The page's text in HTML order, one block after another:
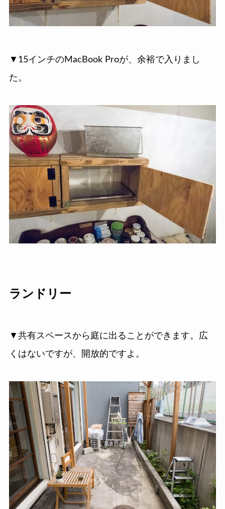
▼15インチのMacBook Proが、余裕で入りまし
た。
ランドリー
▼共有スペースから庭に出ることができます。広
くはないですが、開放的ですよ。